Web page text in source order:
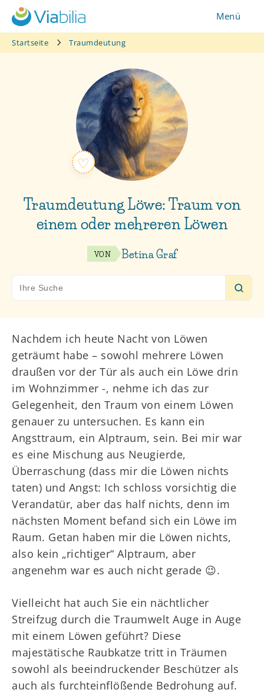
Zum
Inhalt
springen
Menü
Startseite Traumdeutung
Traumdeutung Löwe: Traum von
einem oder mehreren Löwen
VON Betina Graf
for:
Nachdem ich heute Nacht von Löwen
geträumt habe – sowohl mehrere Löwen
draußen vor der Tür als auch ein Löwe drin
im Wohnzimmer -, nehme ich das zur
Gelegenheit, den Traum von einem Löwen
genauer zu untersuchen. Es kann ein
Angsttraum, ein Alptraum, sein. Bei mir war
es eine Mischung aus Neugierde,
Überraschung (dass mir die Löwen nichts
taten) und Angst: Ich schloss vorsichtig die
Verandatür, aber das half nichts, denn im
nächsten Moment befand sich ein Löwe im
Raum. Getan haben mir die Löwen nichts,
also kein „richtiger“ Alptraum, aber
angenehm war es auch nicht gerade 😉.
Vielleicht hat auch Sie ein nächtlicher
Streifzug durch die Traumwelt Auge in Auge
mit einem Löwen geführt? Diese
majestätische Raubkatze tritt in Träumen
sowohl als beeindruckender Beschützer als
auch als furchteinflößende Bedrohung auf.